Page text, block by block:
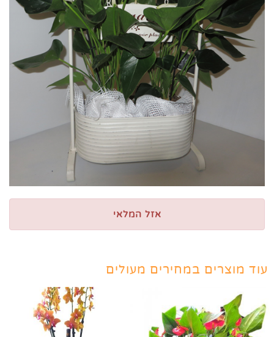
אזל המלאי
עוד מוצרים במחירים מעולים